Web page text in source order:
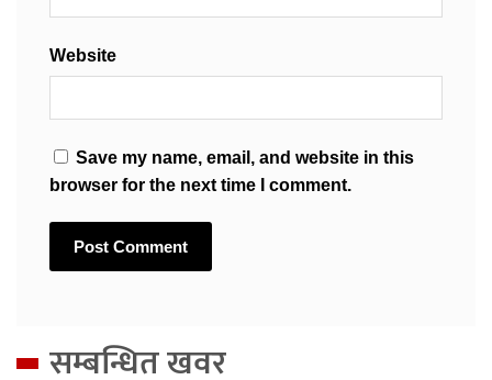
Website
Save my name, email, and website in this
browser for the next time I comment.
सम्बन्धित खवर